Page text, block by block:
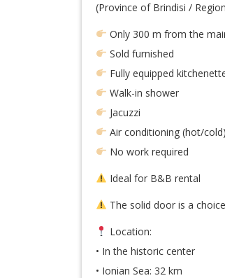
(Province of Brindisi /
Only 300 m from the
Sold furnished
Fully equipped
Walk-in shower
Jacuzzi
Air conditioning (hot/cold)
No work required
Ideal for B&B rental
The solid door is a
Location:
• In the historic center
• Ionian Sea: 32 km